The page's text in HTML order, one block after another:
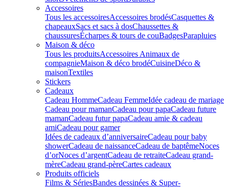
Accessoires
Tous les accessoiresAccessoires brodésCasquettes &
chapeauxSacs et sacs à dosChaussettes &
chaussuresÉcharpes & tours de couBadgesParapluies
Maison & déco
Tous les produitsAccessoires Animaux de
compagnieMaison & déco brodéCuisineDéco &
maisonTextiles
Stickers
Cadeaux
Cadeau HommeCadeau FemmeIdée cadeau de mariage​
Cadeau pour mamanCadeau pour papaCadeau future
mamanCadeau futur papaCadeau amie & cadeau
amiCadeau pour gamer
Idées de cadeaux d’anniversaireCadeau pour baby
showerCadeau de naissanceCadeau de baptêmeNoces
d’orNoces d’argentCadeau de retraiteCadeau grand-
mèreCadeau grand-pèreCartes cadeaux
Produits officiels
Films & SériesBandes dessinées & Super-